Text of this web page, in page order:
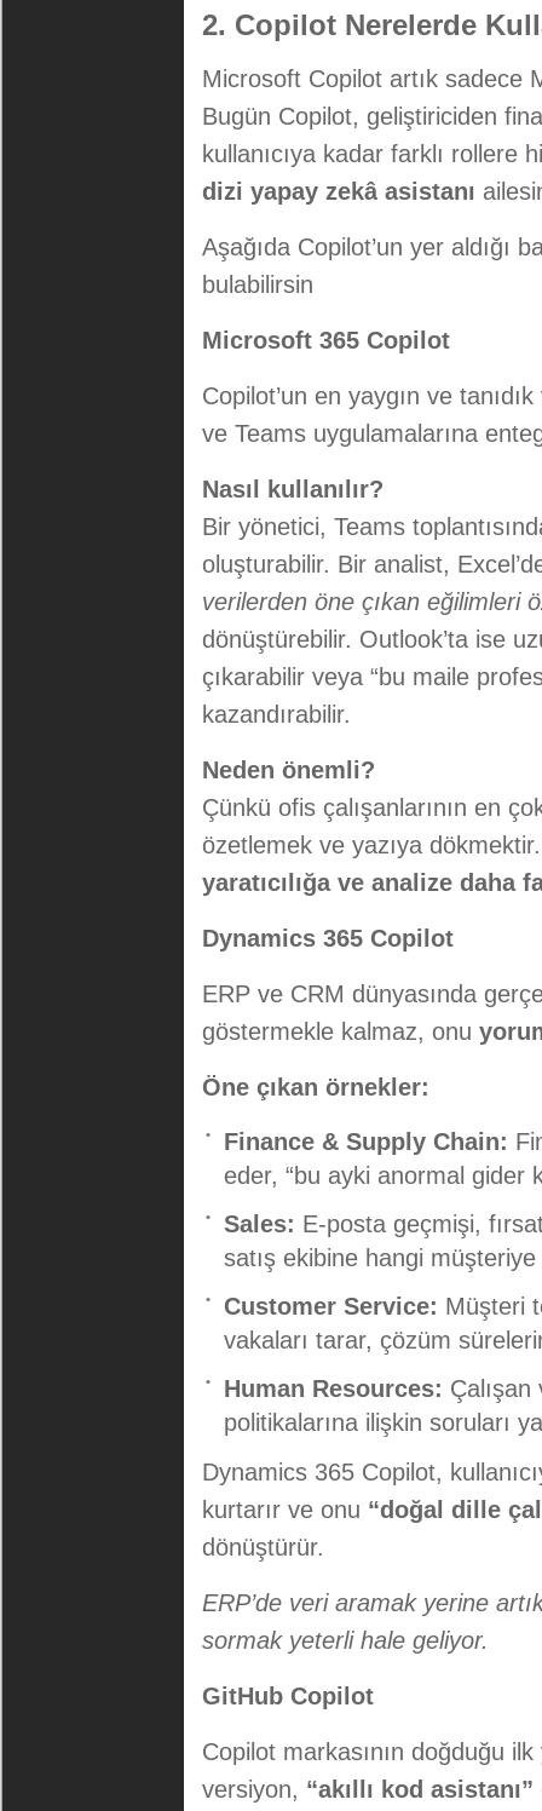
2. Copilot Nerelerde
Microsoft Copilot artık sadece
Bugün Copilot, geliştiriciden
kullanıcıya kadar farklı
dizi yapay zekâ asistanı
Aşağıda Copilot’un yer aldığı
bulabilirsin
Microsoft 365 Copilot
Copilot’un en yaygın ve
ve Teams uygulamalarına
Nasıl kullanılır?
Bir yönetici, Teams
oluşturabilir. Bir analist,
verilerden öne çıkan eğilimleri
dönüştürebilir. Outlook’ta ise
çıkarabilir veya “bu maile
kazandırabilir.
Neden önemli?
Çünkü ofis çalışanlarının en
özetlemek ve yazıya
yaratıcılığa ve analize daha
Dynamics 365 Copilot
ERP ve CRM dünyasında
göstermekle kalmaz, onu
Öne çıkan örnekler:
Finance & Supply Chain:
eder, “bu ayki anormal gider
Sales: E-posta geçmişi,
satış ekibine hangi
Customer Service: Müşteri
vakaları tarar, çözüm
Human Resources:
politikalarına ilişkin soruları
Dynamics 365 Copilot,
kurtarır ve onu “doğal dille
dönüştürür.
ERP’de veri aramak yerine
sormak yeterli hale geliyor.
GitHub Copilot
Copilot markasının doğduğu ilk
versiyon, “akıllı kod asistanı”